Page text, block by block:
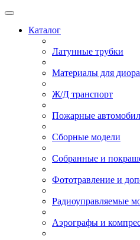
Каталог
Латунные трубки
Материалы для
Ж/Д транспорт
Пожарные
Сборные модели
Собранные и
Фототравление и
Радиоуправляемые
Аэрографы и